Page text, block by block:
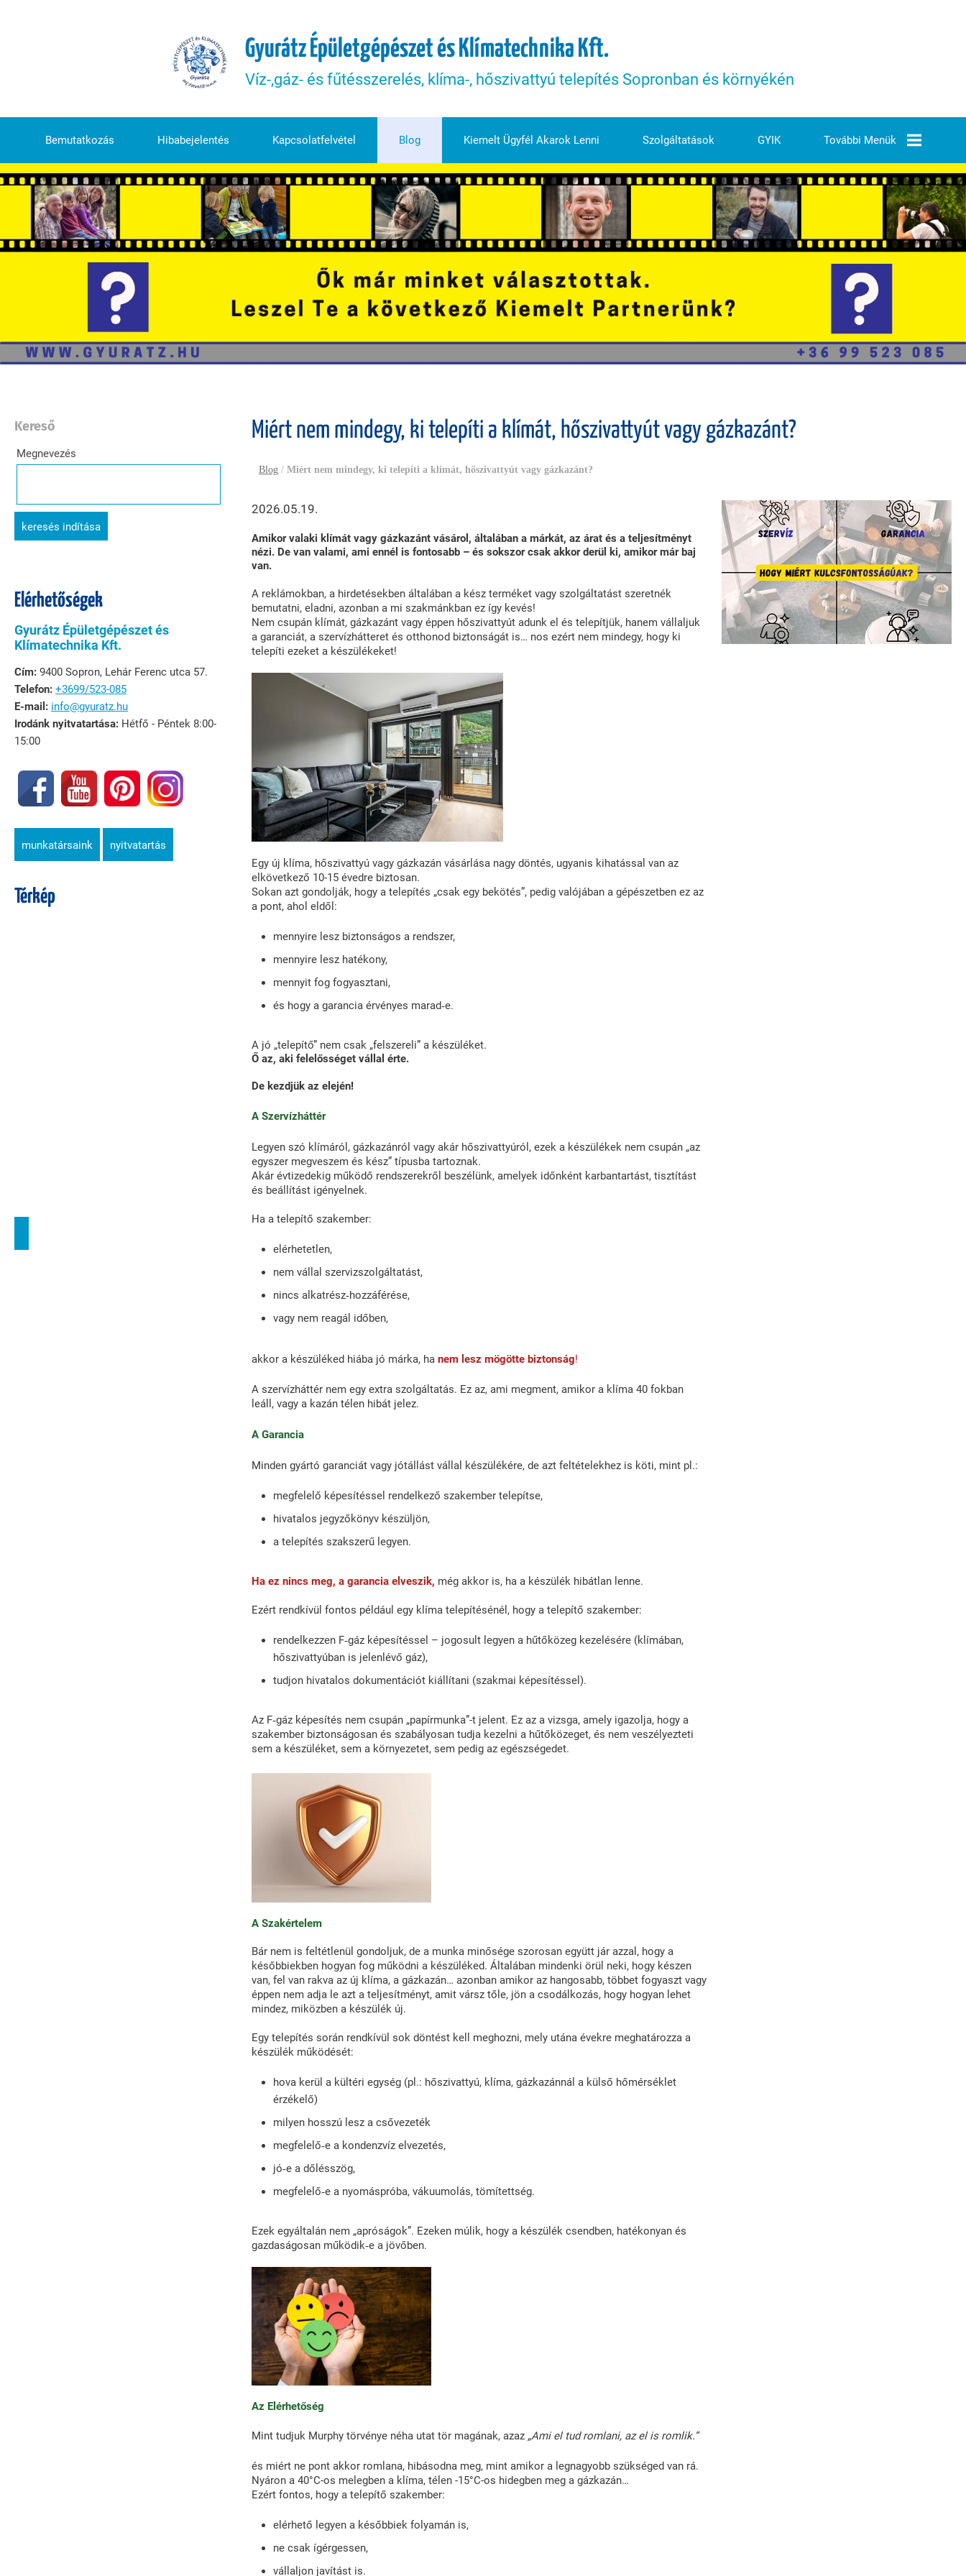
Gyurátz Épületgépészet és Klímatechnika Kft.
Víz-,gáz- és fűtésszerelés, klíma-, hőszivattyú telepítés Sopronban és környékén
Bemutatkozás Hibabejelentés Kapcsolatfelvétel Blog Kiemelt Ügyfél Akarok Lenni Szolgáltatások GYIK További Menük
Árjegyzék
Elérhetőségeink
Ezek Vagyunk Mi
Épületgépészeti
Kivitelezések
Hőszivattyúk
Üzemeltetés És
Karbantartás
Elégedettség
Mérés
Kereső
Megnevezés
keresés indítása
Elérhetőségek
Gyurátz Épületgépészet és
Klímatechnika Kft.
Cím: 9400 Sopron, Lehár Ferenc utca 57.
Telefon: +3699/523-085
E-mail: info@gyuratz.hu
Irodánk nyitvatartása: Hétfő - Péntek 8:00-
15:00
munkatársaink nyitvatartás
Térkép
Miért nem mindegy, ki telepíti a klímát, hőszivattyút vagy gázkazánt?
Blog / Miért nem mindegy, ki telepíti a klímát, hőszivattyút vagy gázkazánt?
2026.05.19.
Amikor valaki klímát vagy gázkazánt vásárol, általában a márkát, az árat és a teljesítményt
nézi. De van valami, ami ennél is fontosabb – és sokszor csak akkor derül ki, amikor már baj
van.
A reklámokban, a hirdetésekben általában a kész terméket vagy szolgáltatást szeretnék
bemutatni, eladni, azonban a mi szakmánkban ez így kevés!
Nem csupán klímát, gázkazánt vagy éppen hőszivattyút adunk el és telepítjük, hanem vállaljuk
a garanciát, a szervízhátteret és otthonod biztonságát is… nos ezért nem mindegy, hogy ki
telepíti ezeket a készülékeket!
Egy új klíma, hőszivattyú vagy gázkazán vásárlása nagy döntés, ugyanis kihatással van az
elkövetkező 10-15 évedre biztosan.
Sokan azt gondolják, hogy a telepítés „csak egy bekötés”, pedig valójában a gépészetben ez az
a pont, ahol eldől:
mennyire lesz biztonságos a rendszer,
mennyire lesz hatékony,
mennyit fog fogyasztani,
és hogy a garancia érvényes marad‑e.
A jó „telepítő” nem csak „felszereli” a készüléket.
Ő az, aki felelősséget vállal érte.
De kezdjük az elején!
A Szervízháttér
Legyen szó klímáról, gázkazánról vagy akár hőszivattyúról, ezek a készülékek nem csupán „az
egyszer megveszem és kész” típusba tartoznak.
Akár évtizedekig működő rendszerekről beszélünk, amelyek időnként karbantartást, tisztítást
és beállítást igényelnek.
Ha a telepítő szakember:
elérhetetlen,
nem vállal szervizszolgáltatást,
nincs alkatrész‑hozzáférése,
vagy nem reagál időben,
akkor a készüléked hiába jó márka, ha nem lesz mögötte biztonság!
A szervízháttér nem egy extra szolgáltatás. Ez az, ami megment, amikor a klíma 40 fokban
leáll, vagy a kazán télen hibát jelez.
A Garancia
Minden gyártó garanciát vagy jótállást vállal készülékére, de azt feltételekhez is köti, mint pl.:
megfelelő képesítéssel rendelkező szakember telepítse,
hivatalos jegyzőkönyv készüljön,
a telepítés szakszerű legyen.
Ha ez nincs meg, a garancia elveszik, még akkor is, ha a készülék hibátlan lenne.
Ezért rendkívül fontos például egy klíma telepítésénél, hogy a telepítő szakember:
rendelkezzen F‑gáz képesítéssel – jogosult legyen a hűtőközeg kezelésére (klímában,
hőszivattyúban is jelenlévő gáz),
tudjon hivatalos dokumentációt kiállítani (szakmai képesítéssel).
Az F‑gáz képesítés nem csupán „papírmunka”-t jelent. Ez az a vizsga, amely igazolja, hogy a
szakember biztonságosan és szabályosan tudja kezelni a hűtőközeget, és nem veszélyezteti
sem a készüléket, sem a környezetet, sem pedig az egészségedet.
A Szakértelem
Bár nem is feltétlenül gondoljuk, de a munka minősége szorosan együtt jár azzal, hogy a
későbbiekben hogyan fog működni a készüléked. Általában mindenki örül neki, hogy készen
van, fel van rakva az új klíma, a gázkazán… azonban amikor az hangosabb, többet fogyaszt vagy
éppen nem adja le azt a teljesítményt, amit vársz tőle, jön a csodálkozás, hogy hogyan lehet
mindez, miközben a készülék új.
Egy telepítés során rendkívül sok döntést kell meghozni, mely utána évekre meghatározza a
készülék működését:
hova kerül a kültéri egység (pl.: hőszivattyú, klíma, gázkazánnál a külső hőmérséklet
érzékelő)
milyen hosszú lesz a csővezeték
megfelelő‑e a kondenzvíz elvezetés,
jó‑e a dőlésszög,
megfelelő‑e a nyomáspróba, vákuumolás, tömítettség.
Ezek egyáltalán nem „apróságok”. Ezeken múlik, hogy a készülék csendben, hatékonyan és
gazdaságosan működik‑e a jövőben.
Az Elérhetőség
Mint tudjuk Murphy törvénye néha utat tör magának, azaz „Ami el tud romlani, az el is romlik.”
és miért ne pont akkor romlana, hibásodna meg, mint amikor a legnagyobb szükséged van rá.
Nyáron a 40°C-os melegben a klíma, télen -15°C-os hidegben meg a gázkazán…
Ezért fontos, hogy a telepítő szakember:
elérhető legyen a későbbiek folyamán is,
ne csak ígérgessen,
vállaljon javítást is.